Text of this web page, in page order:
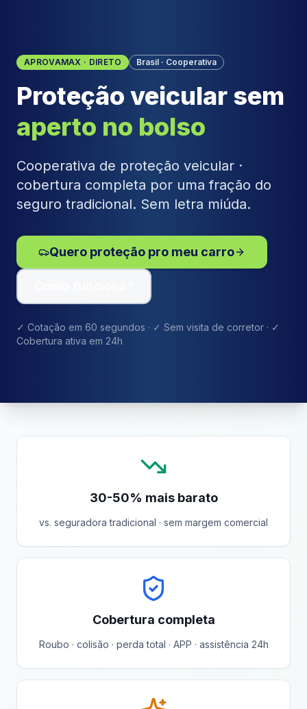
APROVAMAX · DIRETO Brasil · Cooperativa
Proteção veicular sem
aperto no bolso
Cooperativa de proteção veicular ·
cobertura completa por uma fração do
seguro tradicional. Sem letra miúda.
Quero proteção pro meu carro
✓ Cotação em 60 segundos · ✓ Sem visita de corretor · ✓
Cobertura ativa em 24h
30-50% mais barato
vs. seguradora tradicional · sem margem comercial
Cobertura completa
Roubo · colisão · perda total · APP · assistência 24h